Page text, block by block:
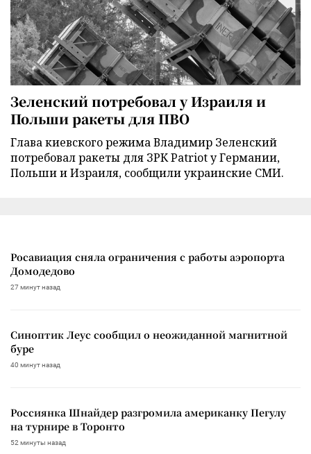
Зеленский потребовал у Израиля и
Польши ракеты для ПВО
Глава киевского режима Владимир Зеленский
потребовал ракеты для ЗРК Patriot у Германии,
Польши и Израиля, сообщили украинские СМИ.
Росавиация сняла ограничения с работы аэропорта
Домодедово
27 минут назад
Синоптик Леус сообщил о неожиданной магнитной
буре
40 минут назад
Россиянка Шнайдер разгромила американку Пегулу
на турнире в Торонто
52 минуты назад